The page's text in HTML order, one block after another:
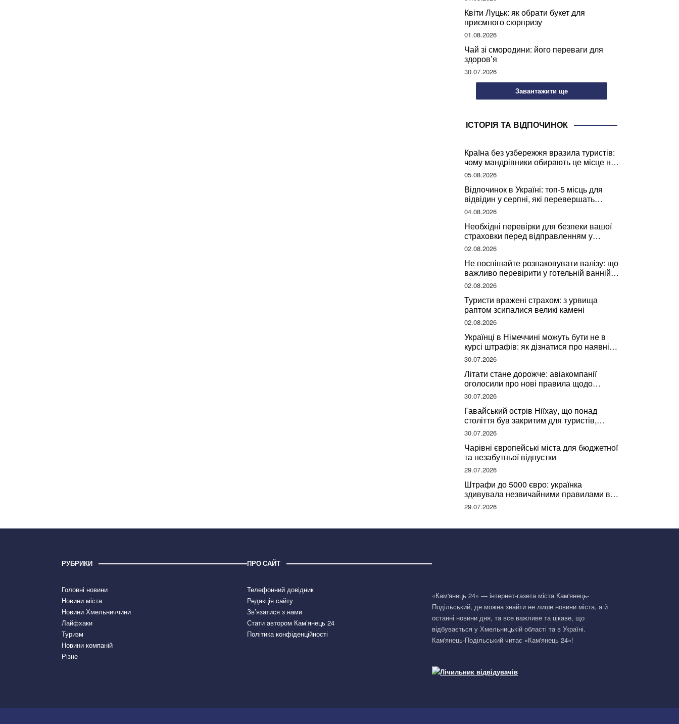
Квіти Луцьк: як обрати букет для
приємного сюрпризу
01.08.2026
Чай зі смородини: його переваги для
здоров’я
30.07.2026
Завантажити ще
ІСТОРІЯ ТА ВІДПОЧИНОК
Країна без узбережжя вразила туристів:
чому мандрівники обирають це місце на
відпочинок
05.08.2026
Відпочинок в Україні: топ-5 місць для
відвідин у серпні, які перевершать
закордонні враження
04.08.2026
Необхідні перевірки для безпеки вашої
страховки перед відправленням у
подорож
02.08.2026
Не поспішайте розпаковувати валізу: що
важливо перевірити у готельній ванній
за словами досвідченої мандрівниці
02.08.2026
Туристи вражені страхом: з урвища
раптом зсипалися великі камені
02.08.2026
Українці в Німеччині можуть бути не в
курсі штрафів: як дізнатися про наявні
борги
30.07.2026
Літати стане дорожче: авіакомпанії
оголосили про нові правила щодо
вибору місць
30.07.2026
Гавайський острів Ніїхау, що понад
століття був закритим для туристів,
починає приймати перших відвідувачів
30.07.2026
Чарівні європейські міста для бюджетної
та незабутньої відпустки
29.07.2026
Штрафи до 5000 євро: українка
здивувала незвичайними правилами в
Німеччині та поділилася правдою
29.07.2026
РУБРИКИ
Головні новини
Новини міста
Новини Хмельниччини
Лайфхаки
Туризм
Новини компаній
Різне
ПРО САЙТ
Телефонний довідник
Редакція сайту
Зв’язатися з нами
Стати автором Кам’янець 24
Політика конфіденційності
«Кам'янець 24» — інтернет-газета міста Кам'янець-
Подільський, де можна знайти не лише новини міста, а й
останні новини дня, та все важливе та цікаве, що
відбувається у Хмельницькій області та в Україні.
Кам'янець-Подільський читає «Кам'янець 24»!